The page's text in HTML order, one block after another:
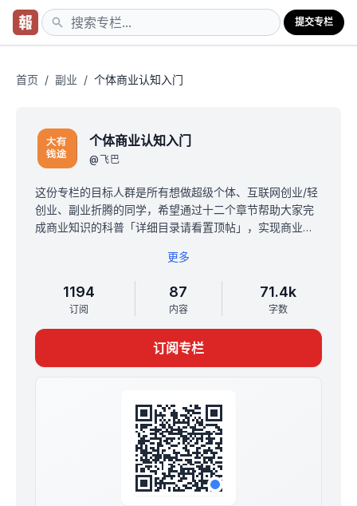
提交专栏
首页 / 副业 / 个体商业认知入门
个体商业认知入门
@飞巴
这份专栏的目标人群是所有想做超级个体、互联网创业/轻
创业、副业折腾的同学，希望通过十二个章节帮助大家完
成商业知识的科普「详细目录请看置顶帖」，实现商业认
可以说商业是每个人都该学一点的知识，飞巴是帮助学员
增收百万的私人商业增长教练，在这过程中发现绝大部分
人对于商业是没有概念的，商业是底层逻辑，做任何生意
都需要。
如果简单一句话介绍这个专栏就是：帮你更容易赚到钱和
不容易被商业欺骗的入门级百科全书。
原价199元，限时29.9元买断，终身有效。
更多
1194
订阅
87
内容
71.4k
字数
订阅专栏